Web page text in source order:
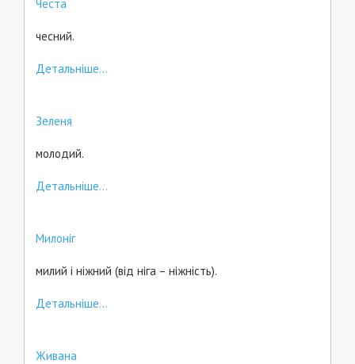
Честа
чесний.
Детальніше...
Зеленя
молодий.
Детальніше...
Милоніг
милий і ніжний (від ніга – ніжність).
Детальніше...
Живана